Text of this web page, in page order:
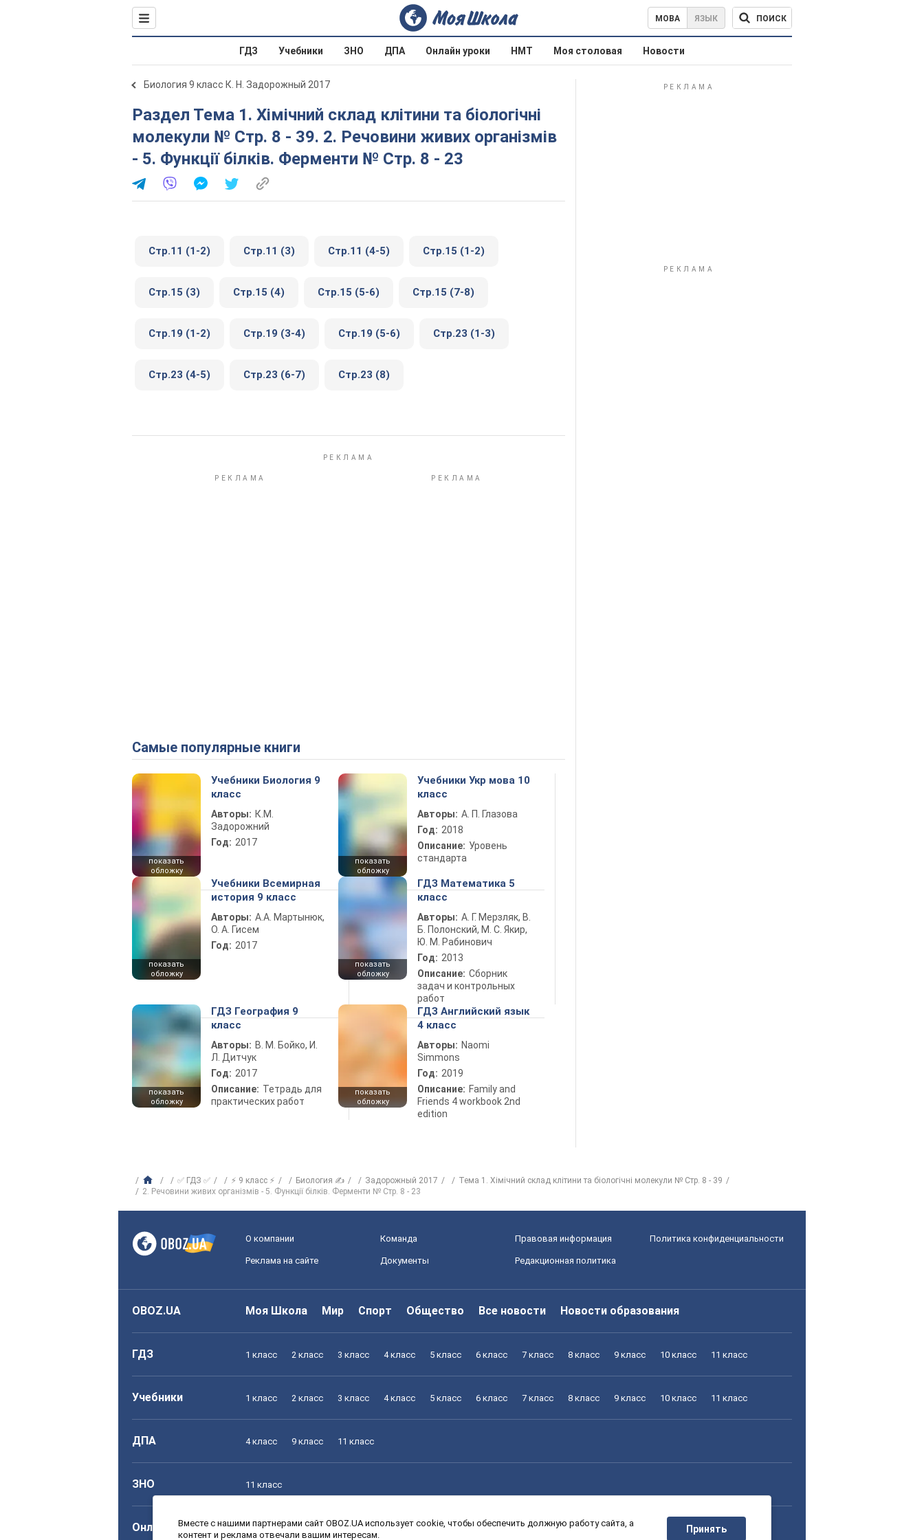
МОВА ЯЗЫК ПОИСК
ГДЗ Учебники ЗНО ДПА Онлайн уроки НМТ Моя столовая Новости
Биология 9 класс К. Н. Задорожный 2017
Раздел Тема 1. Хімічний склад клітини та біологічні
молекули № Стр. 8 - 39. 2. Речовини живих організмів
- 5. Функції білків. Ферменти № Стр. 8 - 23
Стр.11 (1-2) Стр.11 (3) Стр.11 (4-5) Стр.15 (1-2)
Стр.15 (3) Стр.15 (4) Стр.15 (5-6) Стр.15 (7-8)
Стр.19 (1-2) Стр.19 (3-4) Стр.19 (5-6) Стр.23 (1-3)
Стр.23 (4-5) Стр.23 (6-7) Стр.23 (8)
Самые популярные книги
показать
обложку
Учебники Биология 9
класс
Авторы: К.М.
Задорожний
Год: 2017
показать
обложку
Учебники Укр мова 10
класс
Авторы: А. П. Глазова
Год: 2018
Описание: Уровень
стандарта
показать
обложку
Учебники Всемирная
история 9 класс
Авторы: А.А. Мартынюк,
О. А. Гисем
Год: 2017
показать
обложку
ГДЗ Математика 5
класс
Авторы: А. Г. Мерзляк, В.
Б. Полонский, М. С. Якир,
Ю. М. Рабинович
Год: 2013
Описание: Сборник
задач и контрольных
работ
показать
обложку
ГДЗ География 9
класс
Авторы: В. М. Бойко, И.
Л. Дитчук
Год: 2017
Описание: Тетрадь для
практических работ
показать
обложку
ГДЗ Английский язык
4 класс
Авторы: Naomi
Simmons
Год: 2019
Описание: Family and
Friends 4 workbook 2nd
edition
✅ ГДЗ ✅ ⚡ 9 класс ⚡ Биология ✍ Задорожный 2017
Тема 1. Хімічний склад клітини та біологічні молекули № Стр. 8 - 39
2. Речовини живих організмів - 5. Функції білків. Ферменти № Стр. 8 - 23
О компании Команда Правовая информация Политика конфиденциальности
Реклама на сайте Документы Редакционная политика
OBOZ.UA Моя Школа Мир Спорт Общество Все новости Новости образования
ГДЗ 1 класс 2 класс 3 класс 4 класс 5 класс 6 класс 7 класс 8 класс 9 класс 10 класс 11 класс
Учебники 1 класс 2 класс 3 класс 4 класс 5 класс 6 класс 7 класс 8 класс 9 класс 10 класс 11 класс
ДПА 4 класс 9 класс 11 класс
ЗНО 11 класс
Онлайн уроки 1 класс 2 класс 3 класс 4 класс 5 класс 6 класс 7 класс 8 класс 9 класс 10 класс 11 класс
Вместе с нашими партнерами сайт OBOZ.UA использует cookie, чтобы обеспечить должную работу сайта, а
контент и реклама отвечали вашим интересам.
Принять